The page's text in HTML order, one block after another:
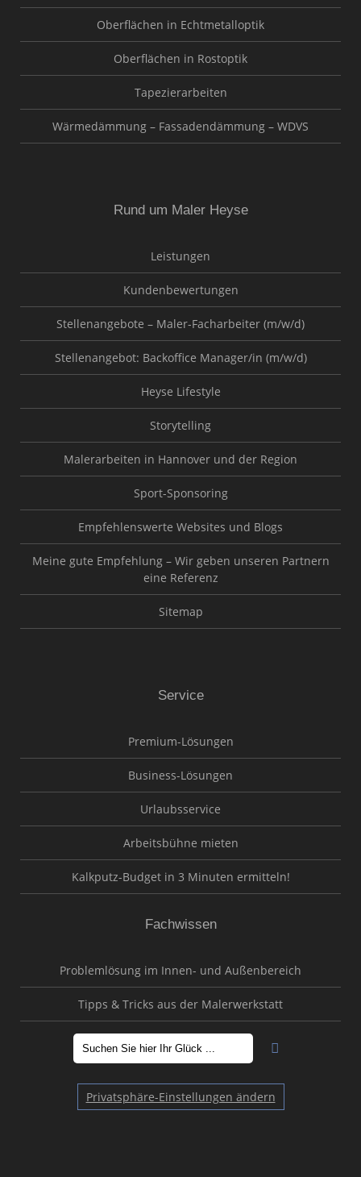
Oberflächen in Echtmetalloptik
Oberflächen in Rostoptik
Tapezierarbeiten
Wärmedämmung – Fassadendämmung – WDVS
Rund um Maler Heyse
Leistungen
Kundenbewertungen
Stellenangebote – Maler-Facharbeiter (m/w/d)
Stellenangebot: Backoffice Manager/in (m/w/d)
Heyse Lifestyle
Storytelling
Malerarbeiten in Hannover und der Region
Sport-Sponsoring
Empfehlenswerte Websites und Blogs
Meine gute Empfehlung – Wir geben unseren Partnern
eine Referenz
Sitemap
Service
Premium-Lösungen
Business-Lösungen
Urlaubsservice
Arbeitsbühne mieten
Kalkputz-Budget in 3 Minuten ermitteln!
Fachwissen
Problemlösung im Innen- und Außenbereich
Tipps & Tricks aus der Malerwerkstatt
Privatsphäre-Einstellungen ändern